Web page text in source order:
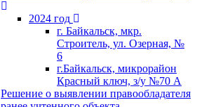
2024 год
г. Байкальск, мкр.
Строитель, ул. Озерная, №
6
г.Байкальск, микрорайон
Красный ключ, з/у №70 А
Решение о выявлении правообладателя